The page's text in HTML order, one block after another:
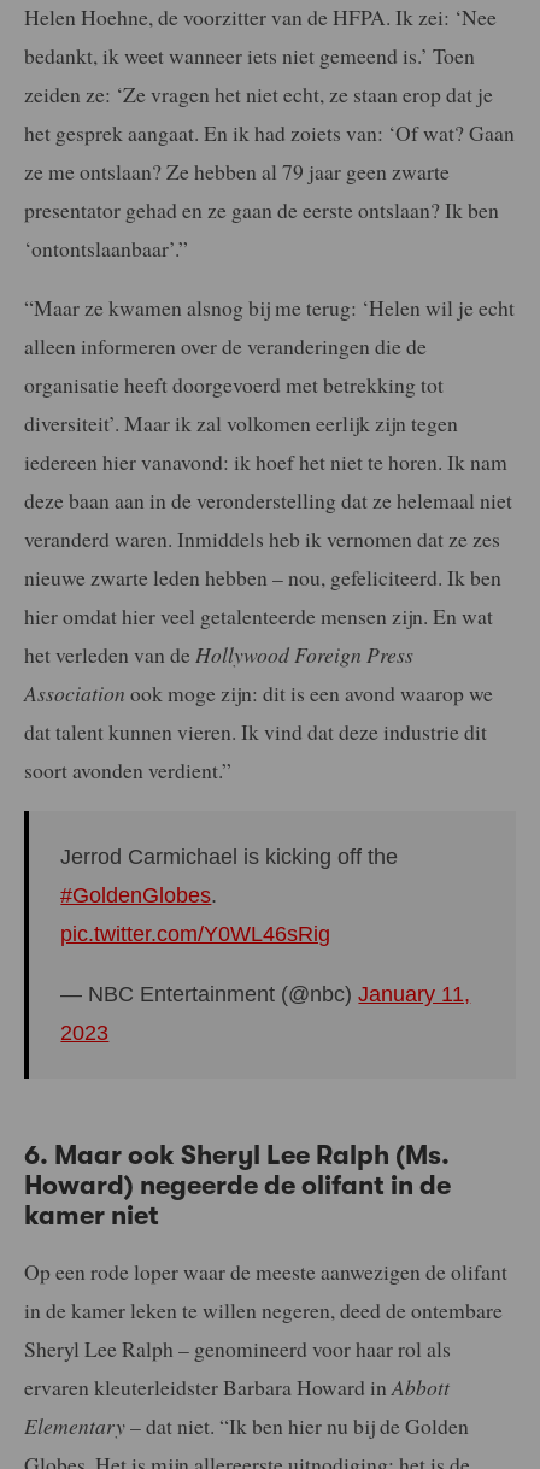
Helen Hoehne, de voorzitter van de HFPA. Ik zei: ‘Nee
bedankt, ik weet wanneer iets niet gemeend is.’ Toen
zeiden ze: ‘Ze vragen het niet echt, ze staan erop dat je
het gesprek aangaat. En ik had zoiets van: ‘Of wat? Gaan
ze me ontslaan? Ze hebben al 79 jaar geen zwarte
presentator gehad en ze gaan de eerste ontslaan? Ik ben
‘ontontslaanbaar’.”
“Maar ze kwamen alsnog bij me terug: ‘Helen wil je echt
alleen informeren over de veranderingen die de
organisatie heeft doorgevoerd met betrekking tot
diversiteit’. Maar ik zal volkomen eerlijk zijn tegen
iedereen hier vanavond: ik hoef het niet te horen. Ik nam
deze baan aan in de veronderstelling dat ze helemaal niet
veranderd waren. Inmiddels heb ik vernomen dat ze zes
nieuwe zwarte leden hebben – nou, gefeliciteerd. Ik ben
hier omdat hier veel getalenteerde mensen zijn. En wat
het verleden van de Hollywood Foreign Press
Association ook moge zijn: dit is een avond waarop we
dat talent kunnen vieren. Ik vind dat deze industrie dit
soort avonden verdient.”
Jerrod Carmichael is kicking off the
#GoldenGlobes.
pic.twitter.com/Y0WL46sRig
— NBC Entertainment (@nbc)January 11,
2023
6. Maar ook Sheryl Lee Ralph (Ms.
Howard) negeerde de olifant in de
kamer niet
Op een rode loper waar de meeste aanwezigen de olifant
in de kamer leken te willen negeren, deed de ontembare
Sheryl Lee Ralph – genomineerd voor haar rol als
ervaren kleuterleidster Barbara Howard inAbbott
Elementary– dat niet. “Ik ben hier nu bij de Golden